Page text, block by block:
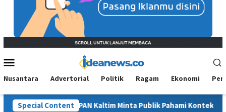
Menu
Nusantara Advertorial Politik Ragam Ekonomi
Special Content
BM PAN Kaltim Minta Publik Pahami Konteks Pidato